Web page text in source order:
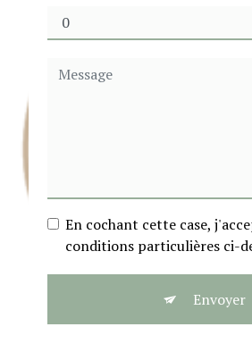
En cochant cette case,
conditions particulières ci-
Envoyer